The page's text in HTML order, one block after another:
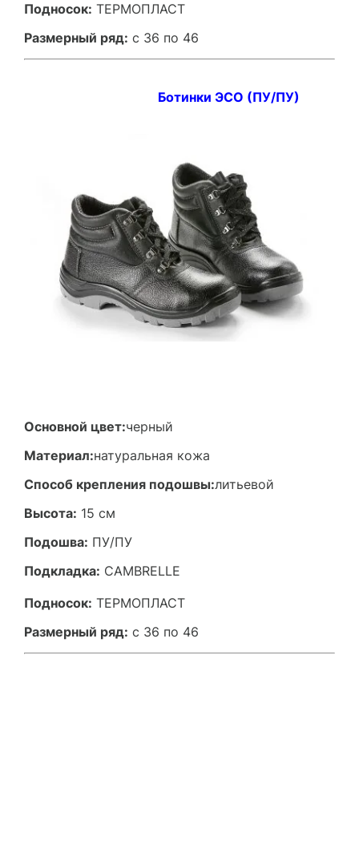
Подносок: ТЕРМОПЛАСТ
Размерный ряд: с 36 по 46
Ботинки ЭСО (ПУ/ПУ)
Основной цвет:черный
Материал:натуральная кожа
Способ крепления подошвы:литьевой
Высота: 15 см
Подошва: ПУ/ПУ
Подкладка: CAMBRELLE
Подносок: ТЕРМОПЛАСТ
Размерный ряд: с 36 по 46